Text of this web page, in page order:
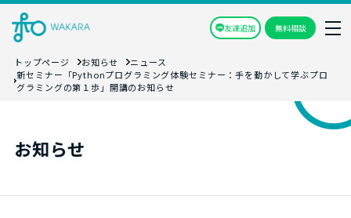
友達追加 無料相談
トップページ お知らせ
ニュース
新セミナー「Pythonプログラミング体験セミナー：手を動かして学ぶプロ
グラミングの第１歩」開講のお知らせ
お知らせ